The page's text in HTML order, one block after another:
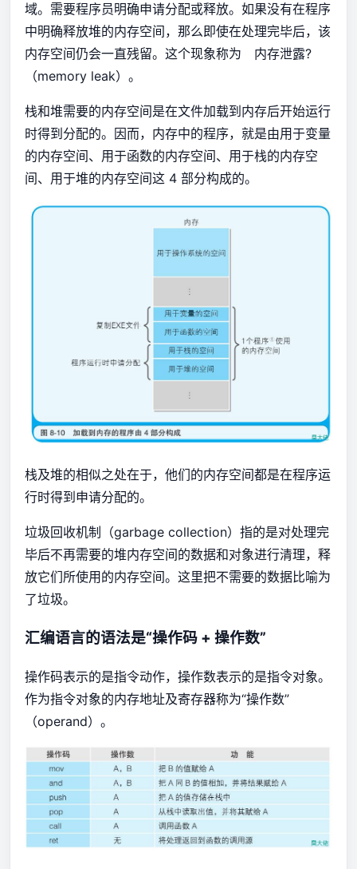
域。需要程序员明确申请分配或释放。如果没有在程序
中明确释放堆的内存空间，那么即使在处理完毕后，该
内存空间仍会一直残留。这个现象称为 内存泄露?
（memory leak）。
栈和堆需要的内存空间是在文件加载到内存后开始运行
时得到分配的。因而，内存中的程序，就是由用于变量
的内存空间、用于函数的内存空间、用于栈的内存空
间、用于堆的内存空间这 4 部分构成的。
栈及堆的相似之处在于，他们的内存空间都是在程序运
行时得到申请分配的。
垃圾回收机制（garbage collection）指的是对处理完
毕后不再需要的堆内存空间的数据和对象进行清理，释
放它们所使用的内存空间。这里把不需要的数据比喻为
了垃圾。
汇编语言的语法是“操作码 + 操作数”
操作码表示的是指令动作，操作数表示的是指令对象。
作为指令对象的内存地址及寄存器称为“操作数”
（operand）。